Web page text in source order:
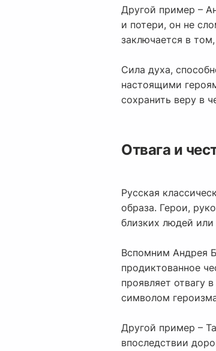
Другой пример –
и потери, он не
заключается в
Сила духа,
настоящими
сохранить веру в
Отвага и
Русская
образа. Герои,
близких людей
Вспомним Андрея
продиктованное
проявляет отвагу
символом
Другой пример –
впоследствии